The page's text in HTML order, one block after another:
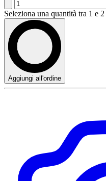
Seleziona una quantità tra 1 e 2
Aggiungi all'ordine